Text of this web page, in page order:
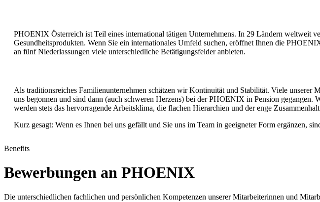
PHOENIX Österreich ist Teil eines international tätigen Unternehmens. In 29 Ländern
Gesundheitsprodukten. Wenn Sie ein internationales Umfeld suchen, eröffnet Ihnen die
an fünf Niederlassungen viele unterschiedliche Betätigungsfelder anbieten.
Als traditionsreiches Familienunternehmen schätzen wir Kontinuität und Stabilität. Viele unserer
uns begonnen und sind dann (auch schweren Herzens) bei der PHOENIX in Pension
werden stets das hervorragende Arbeitsklima, die flachen Hierarchien und der enge
Kurz gesagt: Wenn es Ihnen bei uns gefällt und Sie uns im Team in geeigneter Form ergänzen,
Benefits
Bewerbungen an PHOENIX
Die unterschiedlichen fachlichen und persönlichen Kompetenzen unserer Mitarbeiterinnen und